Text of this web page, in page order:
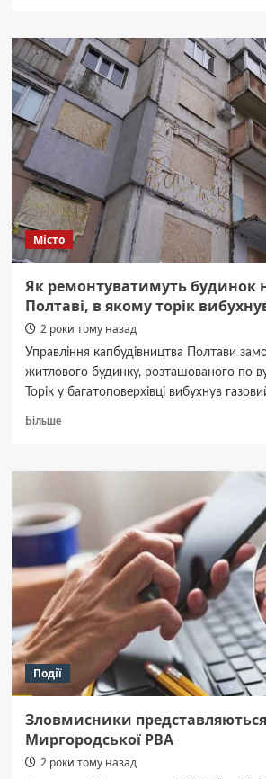
майже
два
мільйони
на
автівках
для
ЗСУ:
двом
волонтерам
вручили
підозри
Місто
Як ремонтуватимуть будинок
Полтаві, в якому торік
2 роки тому назад
Управління капбудівництва Полтави
житлового будинку, розташованого по
Торік у багатоповерхівці вибухнув
БільшеДокладніше
ремонтуватимуть
на
Квітучій
Полтаві,
в
якому
торік
вибухнув
балон
Події
Зловмисники
Миргородської РВА
2 роки тому назад